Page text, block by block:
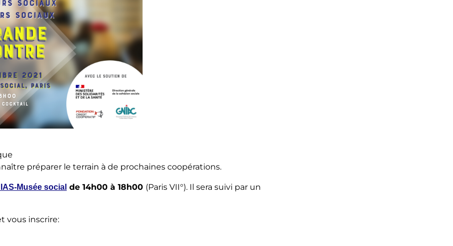
préparer le terrain à de prochaines coopérations.
Musée social de 14h00 à 18h00 (Paris VII°). Il sera suivi par un
vous inscrire: